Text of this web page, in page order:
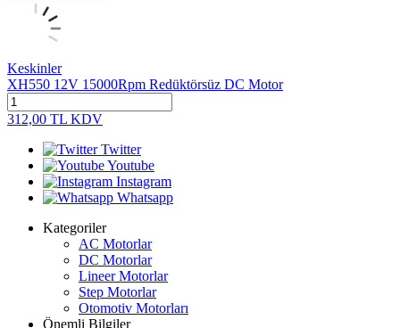
Keskinler
XH550 12V 15000Rpm Redüktörsüz DC Motor
312,00 TL KDV
Twitter
Youtube
Instagram
Whatsapp
Kategoriler
AC Motorlar
DC Motorlar
Lineer Motorlar
Step Motorlar
Otomotiv Motorları
Önemli Bilgiler